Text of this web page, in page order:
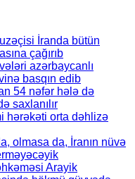
İranda bütün
çağırıb
azərbaycanlı
basqın edib
54 nəfər hələ də
saxlanılır
hərəkəti orta dəhlizə
olmasa da, İranın nüvə
Arayik